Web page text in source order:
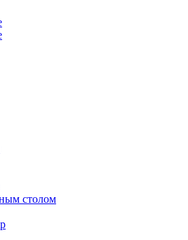
столом